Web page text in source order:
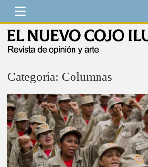
Saltar
contenido
Categoría: Columnas